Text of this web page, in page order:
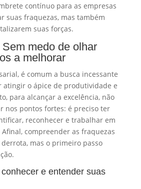
contínuo para as empresas
suas fraquezas, mas também
suas forças.
medo de olhar
a melhorar
é comum a busca incessante
atingir o ápice de produtividade e
para alcançar a excelência, não
nos pontos fortes: é preciso ter
reconhecer e trabalhar em
compreender as fraquezas
mas o primeiro passo
e entender suas